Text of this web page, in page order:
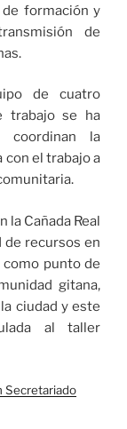
formación y
de
de cuatro
trabajo se ha
coordinan la
con el trabajo a
la Cañada Real
de recursos en
punto de
gitana,
ciudad y este
al taller
Secretariado